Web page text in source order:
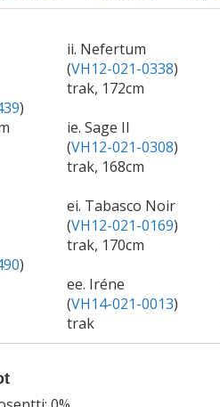
)
ii. Nefertum
(VH12-021-0338)
trak, 172cm
ie. Sage II
(VH12-021-0308)
trak, 168cm
)
ei. Tabasco Noir
(VH12-021-0169)
trak, 170cm
ee. Iréne
(VH14-021-0013)
trak